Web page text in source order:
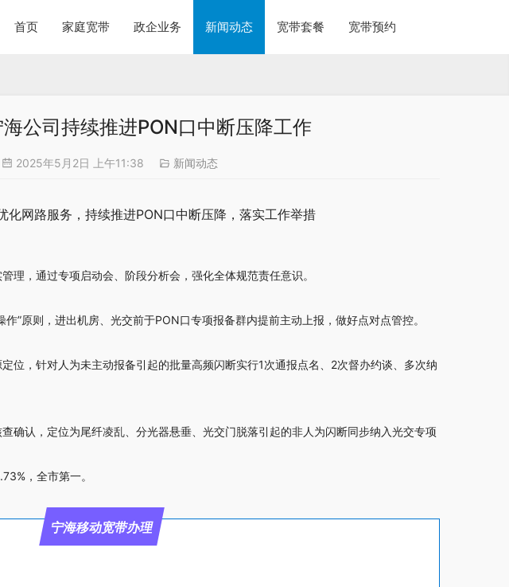
首页 家庭宽带 政企业务 新闻动态 宽带套餐 宽带预约
公司持续推进PON口中断压降工作
2025年5月2日 上午11:38 新闻动态
化网路服务，持续推进PON口中断压降，落实工作举措
理，通过专项启动会、阶段分析会，强化全体规范责任意识。
”原则，进出机房、光交前于PON口专项报备群内提前主动上报，做好点对点管控。
位，针对人为未主动报备引起的批量高频闪断实行1次通报点名、2次督办约谈、多次纳
确认，定位为尾纤凌乱、分光器悬垂、光交门脱落引起的非人为闪断同步纳入光交专项
，全市第一。
宁海移动宽带办理